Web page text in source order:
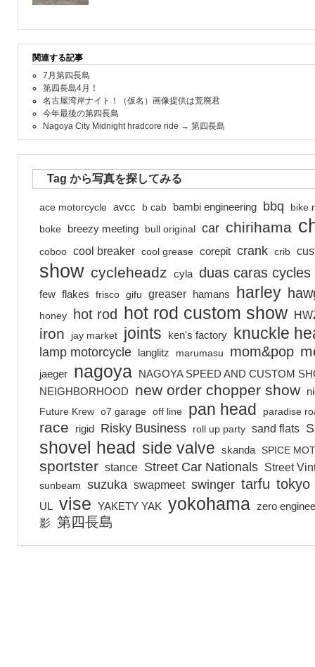
関連する記事
7月第四長島
第四長島4月！
名古屋湾岸ナイト！（仮名）画像提供は荒廃君
今年最後の第四長島
Nagoya City Midnight hradcore ride → 第四長島
Tag から写真を探してみる
ace motorcycle avcc b cab bambi engineering bbq
bike
boke
breezy meeting bull original car chirihama
coboo cool breaker cool grease corepit crank crib
show cycleheadz cyla duas caras cycles
few flakes frisco gifu greaser hamans harley
honey hot rod hot rod custom show
iron jay market joints ken's factory knuckle
lamp motorcycle langlitz marumasu mom&pop
jaeger nagoya
NAGOYA SPEED AND CUSTOM
NEIGHBORHOOD
new order chopper show
Future Krew o7 garage off line pan head paradise
race rigid Risky Business roll up party sand flats
shovel head side valve skanda SPICE
sportster stance Street Car Nationals Street
sunbeam suzuka swapmeet swinger tarfu tokyo
UL vise YAKETY YAK yokohama zero
影 第四長島